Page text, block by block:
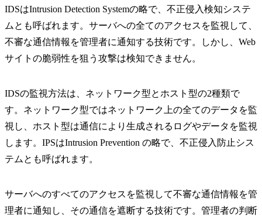
IDSはIntrusion Detection Systemの略で、不正侵入検知システ
ムとも呼ばれます。サーバへの全てのアクセスを監視して、
不審な通信情報を管理者に通知する技術です。しかし、Web
サイトの脆弱性を狙う攻撃は検知できません。
IDSの監視方法は、ネットワーク型とホスト型の2種類で
す。ネットワーク型ではネットワーク上の全てのデータを監
視し、ホスト型は通信により生成されるログやデータを監視
します。IPSはIntrusion Prevention の略で、不正侵入防止シス
テムとも呼ばれます。
サーバへのすべてのアクセスを監視して不審な通信情報を管
理者に通知し、その通信を遮断する技術です。管理者の判断